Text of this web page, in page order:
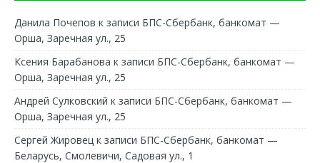
Данила Почепов к записи БПС-Сбербанк, банкомат —
Орша, Заречная ул., 25
Ксения Барабанова к записи БПС-Сбербанк, банкомат —
Орша, Заречная ул., 25
Андрей Сулковский к записи БПС-Сбербанк, банкомат —
Орша, Заречная ул., 25
Сергей Жировец к записи БПС-Сбербанк, банкомат —
Беларусь, Смолевичи, Садовая ул., 1